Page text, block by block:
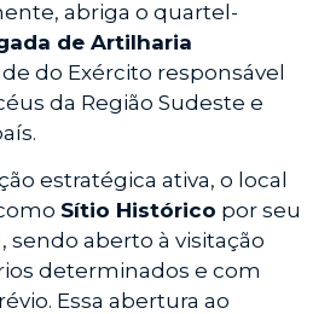
abriga o quartel-
de Artilharia
do Exército responsável
da Região Sudeste e
estratégica ativa, o local
Sítio Histórico por seu
sendo aberto à visitação
determinados e com
Essa abertura ao